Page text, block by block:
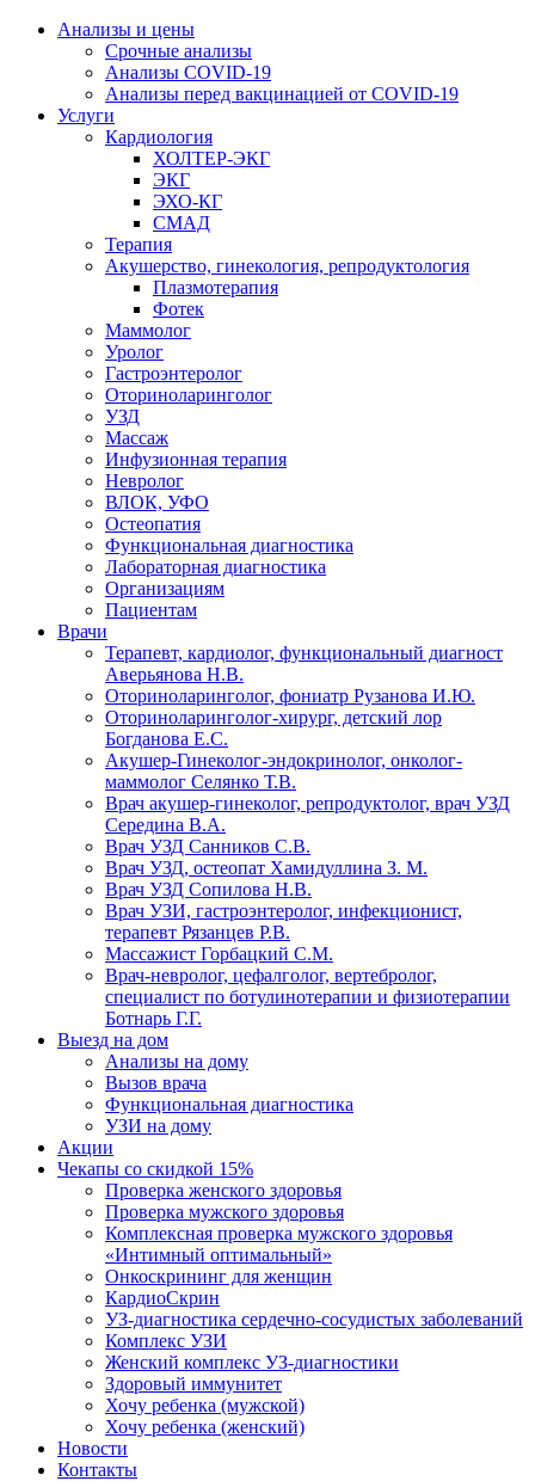
Анализы и цены
Срочные анализы
Анализы COVID-19
Анализы перед вакцинацией от COVID-19
Услуги
Кардиология
ХОЛТЕР-ЭКГ
ЭКГ
ЭХО-КГ
СМАД
Терапия
Акушерство, гинекология, репродуктология
Плазмотерапия
Фотек
Маммолог
Уролог
Гастроэнтеролог
Оториноларинголог
УЗД
Массаж
Инфузионная терапия
Невролог
ВЛОК, УФО
Остеопатия
Функциональная диагностика
Лабораторная диагностика
Организациям
Пациентам
Врачи
Терапевт, кардиолог, функциональный диагност
Аверьянова Н.В.
Оториноларинголог, фониатр Рузанова И.Ю.
Оториноларинголог-хирург, детский лор
Богданова Е.С.
Акушер-Гинеколог-эндокринолог, онколог-
маммолог Селянко Т.В.
Врач акушер-гинеколог, репродуктолог, врач УЗД
Середина В.А.
Врач УЗД Санников С.В.
Врач УЗД, остеопат Хамидуллина З. М.
Врач УЗД Сопилова Н.В.
Врач УЗИ, гастроэнтеролог, инфекционист,
терапевт Рязанцев Р.В.
Массажист Горбацкий С.М.
Врач-невролог, цефалголог, вертебролог,
специалист по ботулинотерапии и физиотерапии
Ботнарь Г.Г.
Выезд на дом
Анализы на дому
Вызов врача
Функциональная диагностика
УЗИ на дому
Акции
Чекапы со скидкой 15%
Проверка женского здоровья
Проверка мужского здоровья
Комплексная проверка мужского здоровья
«Интимный оптимальный»
Онкоcкрининг для женщин
КардиоСкрин
УЗ-диагностика сердечно-сосудистых заболеваний
Комплекс УЗИ
Женский комплекс УЗ-диагностики
Здоровый иммунитет
Хочу ребенка (мужской)
Хочу ребенка (женский)
Новости
Контакты